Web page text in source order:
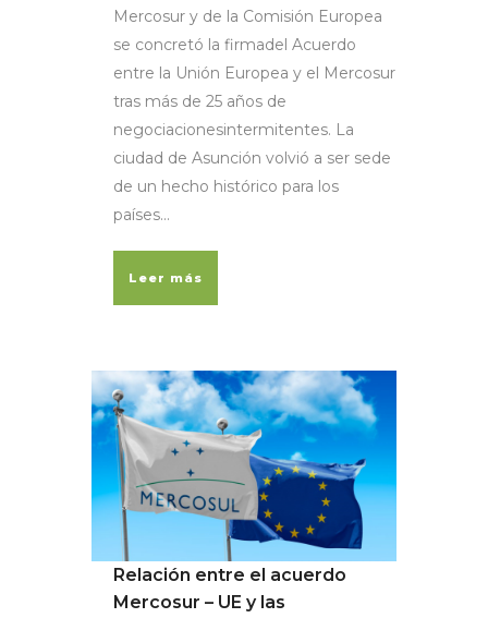
Mercosur y de la Comisión Europea
se concretó la firmadel Acuerdo
entre la Unión Europea y el Mercosur
tras más de 25 años de
negociacionesintermitentes. La
ciudad de Asunción volvió a ser sede
de un hecho histórico para los
países...
Leer más
Relación entre el acuerdo
Mercosur – UE y las